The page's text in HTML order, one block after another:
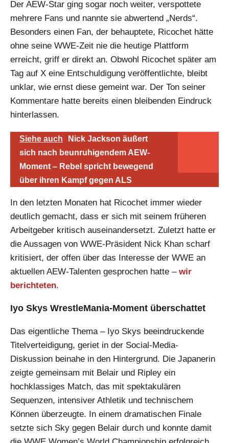
Der AEW-Star ging sogar noch weiter, verspottete
mehrere Fans und nannte sie abwertend „Nerds“.
Besonders einen Fan, der behauptete, Ricochet hätte
ohne seine WWE-Zeit nie die heutige Plattform
erreicht, griff er direkt an. Obwohl Ricochet später am
Tag auf X eine Entschuldigung veröffentlichte, bleibt
unklar, wie ernst diese gemeint war. Der Ton seiner
Kommentare hatte bereits einen bleibenden Eindruck
hinterlassen.
Siehe auch
Nick Jackson äußert
sich nach beunruhigendem AEW-
Moment – Rebel spricht bewegend
über ihren Kampf gegen ALS
In den letzten Monaten hat Ricochet immer wieder
deutlich gemacht, dass er sich mit seinem früheren
Arbeitgeber kritisch auseinandersetzt. Zuletzt hatte er
die Aussagen von WWE-Präsident Nick Khan scharf
kritisiert, der offen über das Interesse der WWE an
aktuellen AEW-Talenten gesprochen hatte – wir
berichteten.
Iyo Skys WrestleMania-Moment überschattet
Das eigentliche Thema – Iyo Skys beeindruckende
Titelverteidigung, geriet in der Social-Media-
Diskussion beinahe in den Hintergrund. Die Japanerin
zeigte gemeinsam mit Belair und Ripley ein
hochklassiges Match, das mit spektakulären
Sequenzen, intensiver Athletik und technischem
Können überzeugte. In einem dramatischen Finale
setzte sich Sky gegen Belair durch und konnte damit